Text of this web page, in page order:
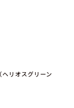
リオスグリーン